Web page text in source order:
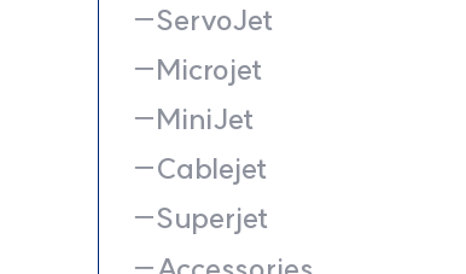
ServoJet
Microjet
MiniJet
Cablejet
Superjet